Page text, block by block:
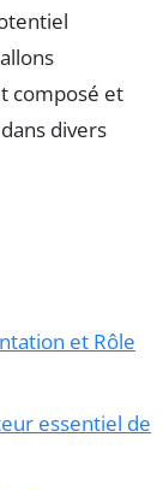
composé et
divers
et Rôle
essentiel de